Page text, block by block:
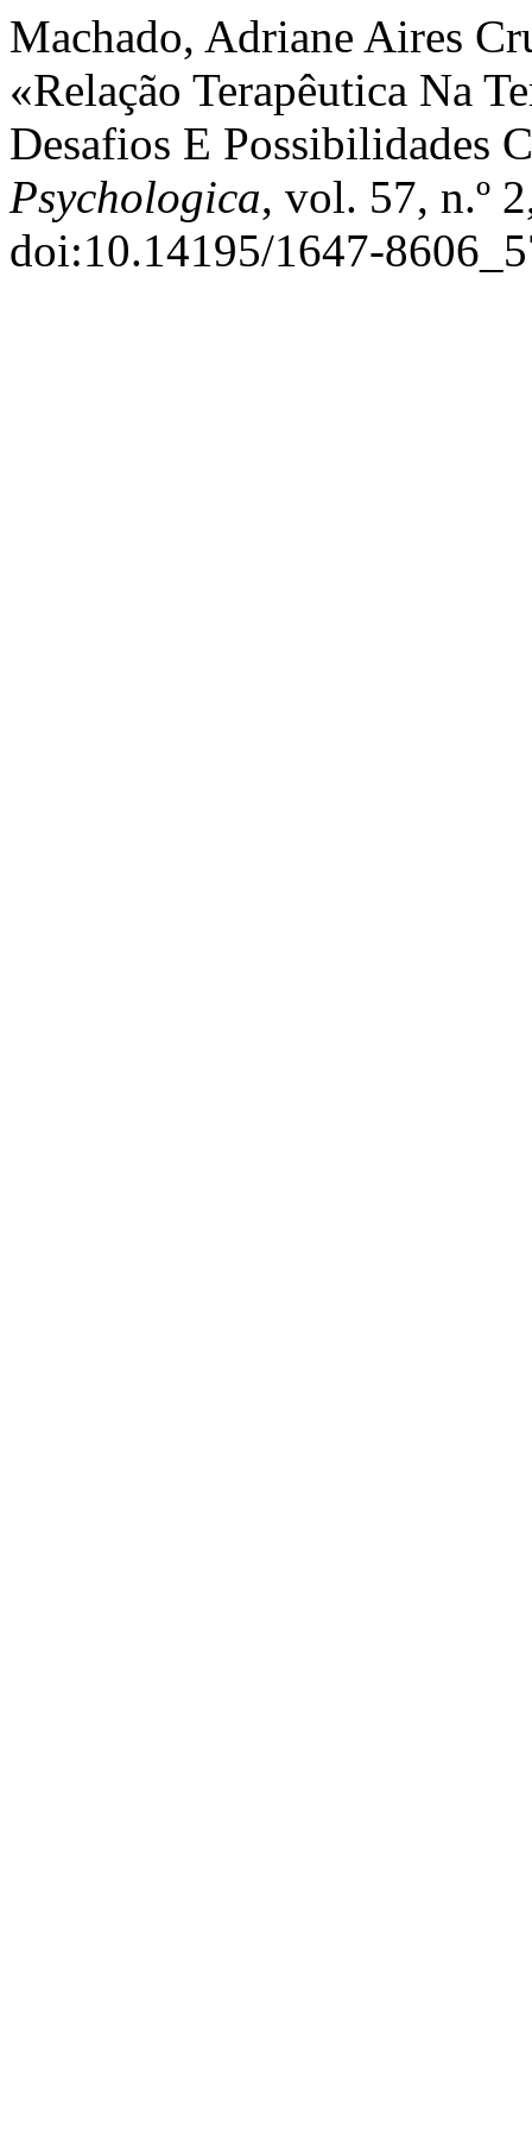
Machado, Adriane Aires
«Relação Terapêutica Na
Desafios E Possibilidades
Psychologica, vol. 57, n.º
doi:10.14195/1647-